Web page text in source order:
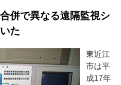
併で異なる遠隔監視シ
た
東近江
市は平
成17年